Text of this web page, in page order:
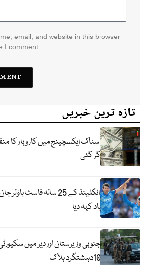
email, and website in this browser
I comment.
تازہ ترین خبریں
اسٹاک ایکسچینج میں کاروبار کا
گر گئی
انگلینڈ کے 25 سالہ فاسٹ
باد کہہ دیا
جنوبی وزیرستان اور دیر میں
10دہشتگرد ہلاک